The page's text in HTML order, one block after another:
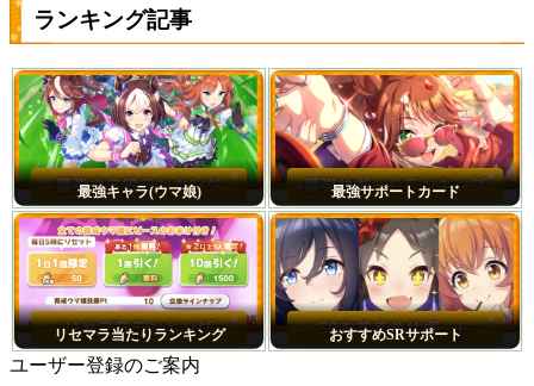
ランキング記事
最強キャラ(ウマ娘) 最強サポートカード
リセマラ当たりランキング おすすめSRサポート
ユーザー登録のご案内